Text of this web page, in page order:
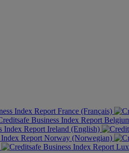
France (Français)
Ireland (English)
Norway (Norwegian)